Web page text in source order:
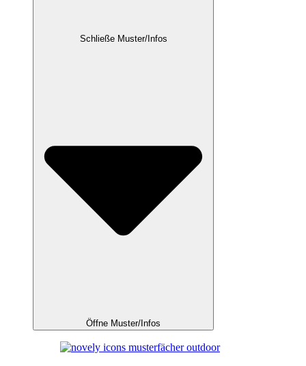
Schließe Muster/Infos
Öffne Muster/Infos